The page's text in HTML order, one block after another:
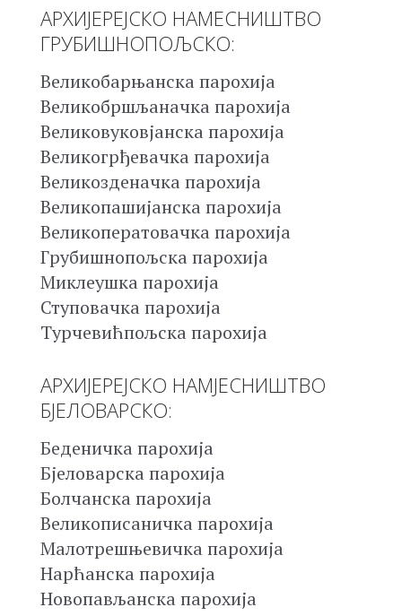
АРХИЈЕРЕЈСКО НАМЕСНИШТВО
ГРУБИШНОПОЉСКО:
Великобарњанска парохија
Великобршљаначка парохија
Великовуковјанска парохија
Великогрђевачка парохија
Великозденачка парохија
Великопашијанска парохија
Великоператовачка парохија
Грубишнопољска парохија
Миклеушка парохија
Ступовачка парохија
Турчевићпољска парохија
АРХИЈЕРЕЈСКО НАМЈЕСНИШТВО
БЈЕЛОВАРСКО:
Беденичка парохија
Бјеловарска парохија
Болчанска парохија
Великописаничка парохија
Малотрешњевичка парохија
Нарћанска парохија
Новопављанска парохија